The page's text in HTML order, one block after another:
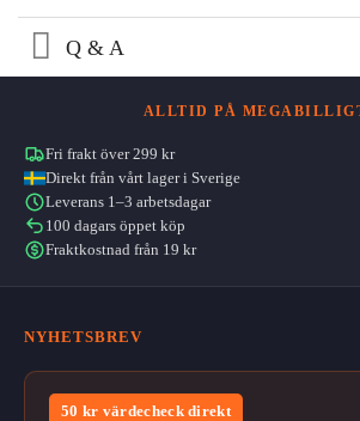
Q & A
ALLTID PÅ
Fri frakt över 299 kr
Direkt från vårt lager i Sverige
Leverans 1–3 arbetsdagar
100 dagars öppet köp
Fraktkostnad från 19 kr
NYHETSBREV
50 kr värdecheck direkt